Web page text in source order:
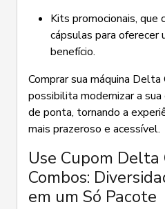
Kits promocionais, que
cápsulas para
benefício.
Comprar sua máquina
possibilita modernizar a
de ponta, tornando a
mais prazeroso e acessível.
Use Cupom Delta
Combos:
em um Só Pacote